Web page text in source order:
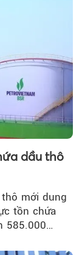
dầu thô
mới dung
tồn chứa
585.000